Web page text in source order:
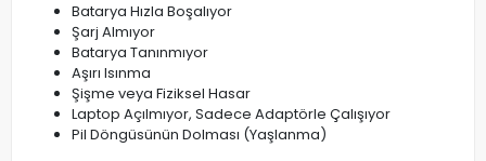
Batarya Hızla Boşalıyor
Şarj Almıyor
Batarya Tanınmıyor
Aşırı Isınma
Şişme veya Fiziksel Hasar
Laptop Açılmıyor, Sadece Adaptörle Çalışıyor
Pil Döngüsünün Dolması (Yaşlanma)